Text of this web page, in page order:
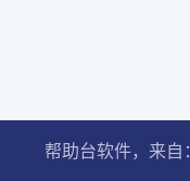
帮助台软件，来自：